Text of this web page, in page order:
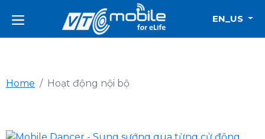
EN_US
Home Hoạt động nội bộ